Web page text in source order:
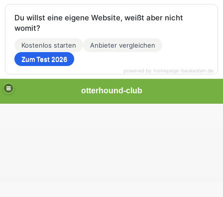
otterhound-club
Du willst eine eigene Website, weißt aber nicht
womit?
Kostenlos starten
Anbieter vergleichen
Zum Test 2026
powered by homepage-baukasten.de